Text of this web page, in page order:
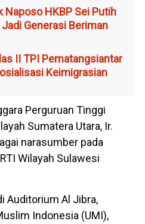
Naposo HKBP Sei Putih
Generasi Beriman
II TPI Pematangsiantar
Keimigrasian
Perguruan Tinggi
Sumatera Utara, Ir.
narasumber pada
Wilayah Sulawesi
Auditorium Al Jibra,
Indonesia (UMI),